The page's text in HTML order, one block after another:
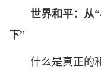
世界和平：从“
下”
什么是真正的和